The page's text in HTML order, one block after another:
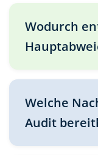
Wodurch
Welche
Audit